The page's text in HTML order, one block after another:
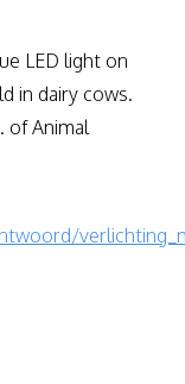
LED light on
in dairy cows.
of Animal